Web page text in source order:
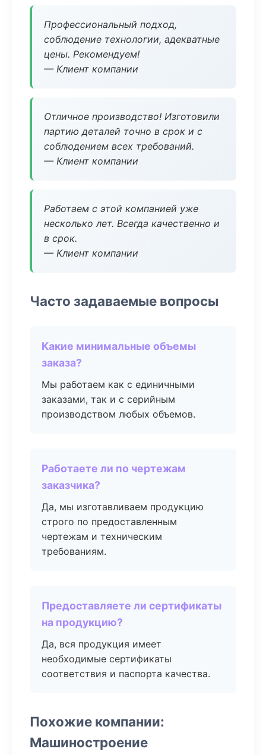
Профессиональный подход,
соблюдение технологии, адекватные
цены. Рекомендуем!
— Клиент компании
Отличное производство! Изготовили
партию деталей точно в срок и с
соблюдением всех требований.
— Клиент компании
Работаем с этой компанией уже
несколько лет. Всегда качественно и
в срок.
— Клиент компании
Часто задаваемые вопросы
Какие минимальные объемы
заказа?
Мы работаем как с единичными
заказами, так и с серийным
производством любых объемов.
Работаете ли по чертежам
заказчика?
Да, мы изготавливаем продукцию
строго по предоставленным
чертежам и техническим
требованиям.
Предоставляете ли сертификаты
на продукцию?
Да, вся продукция имеет
необходимые сертификаты
соответствия и паспорта качества.
Похожие компании:
Машиностроение